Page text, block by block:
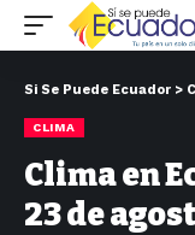
Si Se Puede Ecuador >
CLIMA
Clima en
23 de